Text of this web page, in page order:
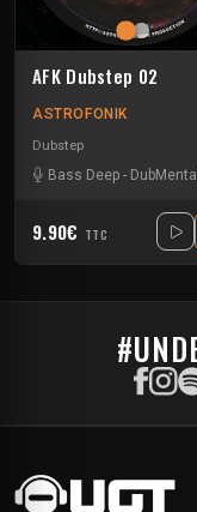
AFK Dubstep 02
ASTROFONIK
Dubstep
Bass Deep -
9.90€ TTC